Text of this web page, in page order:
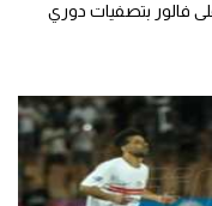
فالور بتصفيات دوري